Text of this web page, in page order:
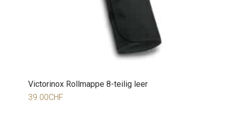
Victorinox Rollmappe 8-teilig leer
39.00CHF